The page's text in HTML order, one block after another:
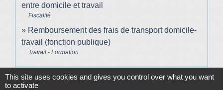
entre domicile et travail
Fiscalité
Remboursement des frais de transport domicile-
travail (fonction publique)
Travail - Formation
Signaler une erreur sur cette page
This site uses cookies and gives you control over what you want
to activate